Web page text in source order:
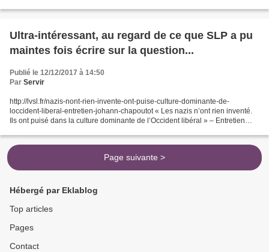
Ultra-intéressant, au regard de ce que SLP a pu
maintes fois écrire sur la question...
Publié le 12/12/2017 à 14:50
Par Servir
http://lvsl.fr/nazis-nont-rien-invente-ont-puise-culture-dominante-de-
loccident-liberal-entretien-johann-chapoutot « Les nazis n’ont rien inventé.
Ils ont puisé dans la culture dominante de l’Occident libéral » – Entretien
Page suivante >
Hébergé par Eklablog
Top articles
Pages
Contact